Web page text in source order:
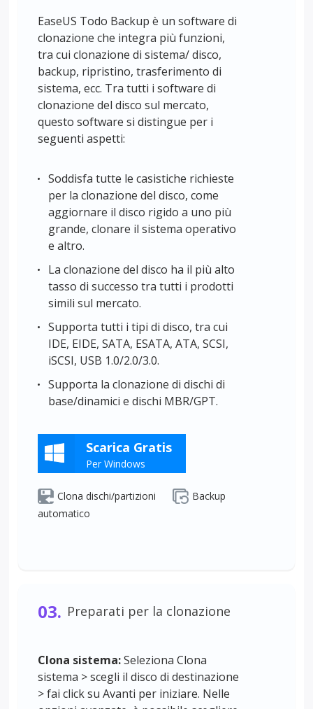
EaseUS Todo Backup è un software di
clonazione che integra più funzioni,
tra cui clonazione di sistema/ disco,
backup, ripristino, trasferimento di
sistema, ecc. Tra tutti i software di
clonazione del disco sul mercato,
questo software si distingue per i
seguenti aspetti:
Soddisfa tutte le casistiche richieste
per la clonazione del disco, come
aggiornare il disco rigido a uno più
grande, clonare il sistema operativo
e altro.
La clonazione del disco ha il più alto
tasso di successo tra tutti i prodotti
simili sul mercato.
Supporta tutti i tipi di disco, tra cui
IDE, EIDE, SATA, ESATA, ATA, SCSI,
iSCSI, USB 1.0/2.0/3.0.
Supporta la clonazione di dischi di
base/dinamici e dischi MBR/GPT.
Scarica Gratis
Per Windows
Clona dischi/partizioni
Backup
automatico
03. Preparati per la clonazione
Clona sistema:Seleziona Clona
sistema > scegli il disco di destinazione
> fai click su Avanti per iniziare. Nelle